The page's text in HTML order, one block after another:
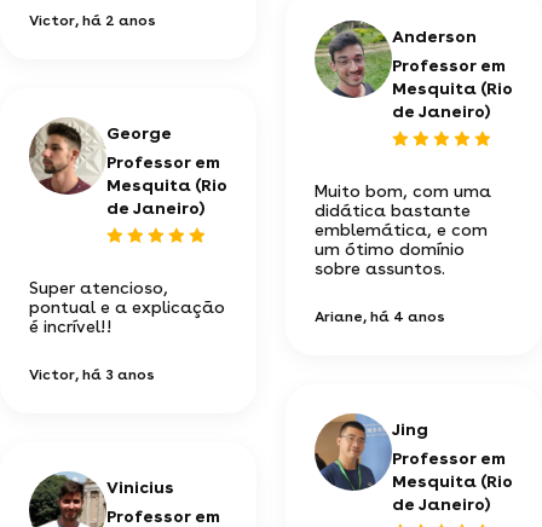
Victor, há 2 anos
George
Professor em
Mesquita (Rio
de Janeiro)
Super atencioso,
pontual e a explicação
é incrível!!
Victor, há 3 anos
Vinicius
Professor em
Anderson
Professor em
Mesquita (Rio
de Janeiro)
Muito bom, com uma
didática bastante
emblemática, e com
um ótimo domínio
sobre assuntos.
Ariane, há 4 anos
Jing
Professor em
Mesquita (Rio
de Janeiro)